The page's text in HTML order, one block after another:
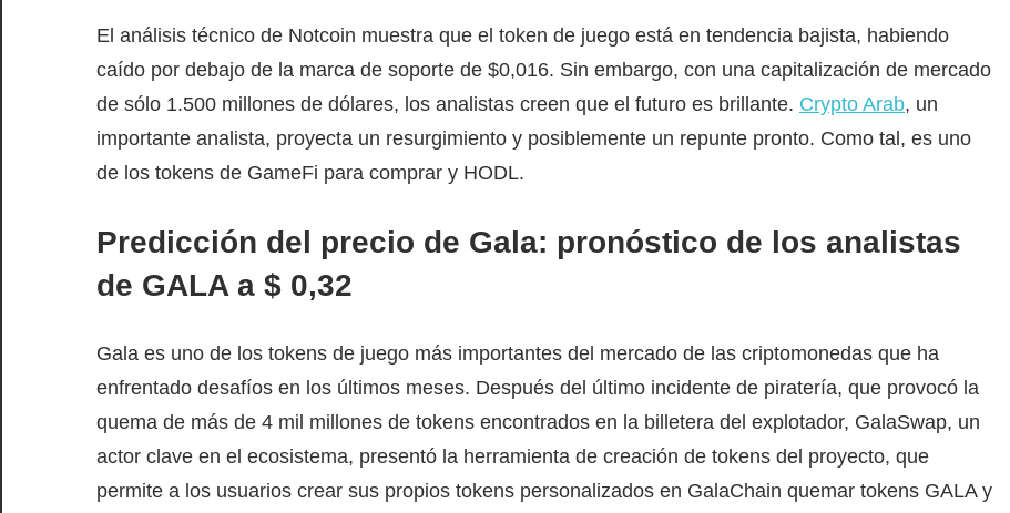
El análisis técnico de Notcoin muestra que el token de juego está en tendencia bajista, habiendo
caído por debajo de la marca de soporte de $0,016. Sin embargo, con una capitalización de mercado
de sólo 1.500 millones de dólares, los analistas creen que el futuro es brillante. Crypto Arab, un
importante analista, proyecta un resurgimiento y posiblemente un repunte pronto. Como tal, es uno
de los tokens de GameFi para comprar y HODL.
Predicción del precio de Gala: pronóstico de los analistas
de GALA a $ 0,32
Gala es uno de los tokens de juego más importantes del mercado de las criptomonedas que ha
enfrentado desafíos en los últimos meses. Después del último incidente de piratería, que provocó la
quema de más de 4 mil millones de tokens encontrados en la billetera del explotador, GalaSwap, un
actor clave en el ecosistema, presentó la herramienta de creación de tokens del proyecto, que
permite a los usuarios crear sus propios tokens personalizados en GalaChain quemar tokens GALA y